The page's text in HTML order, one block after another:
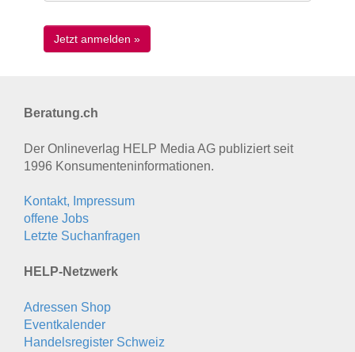
Beratung.ch
Der Onlineverlag HELP Media AG publiziert seit
1996 Konsumenten­informationen.
Kontakt, Impressum
offene Jobs
Letzte Suchanfragen
HELP-Netzwerk
Adressen Shop
Eventkalender
Handelsregister Schweiz